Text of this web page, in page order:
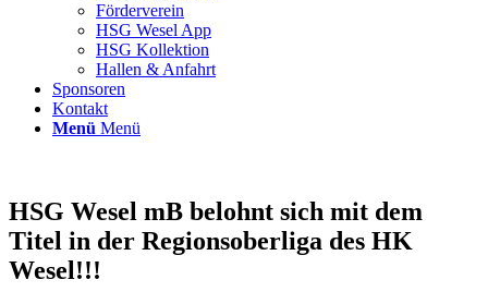
Förderverein
HSG Wesel App
HSG Kollektion
Hallen & Anfahrt
Sponsoren
Kontakt
Menü Menü
HSG Wesel mB belohnt sich mit dem
Titel in der Regionsoberliga des HK
Wesel!!!